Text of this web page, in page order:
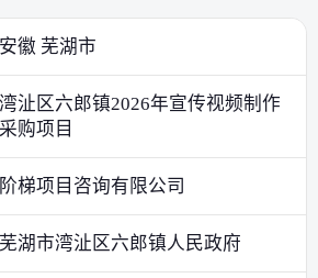
安徽 芜湖市
湾沚区六郎镇2026年宣传视频制作
采购项目
阶梯项目咨询有限公司
芜湖市湾沚区六郎镇人民政府